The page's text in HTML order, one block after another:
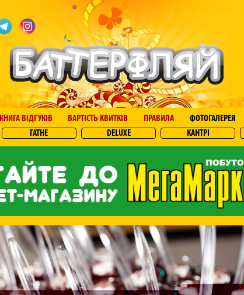
КНИГА ВІДГУКІВ ВАРТІСТЬ КВИТКІВ ПРАВИЛА ФОТОГАЛЕРЕЯ
ГАТНЕ DELUXE КАНТРІ